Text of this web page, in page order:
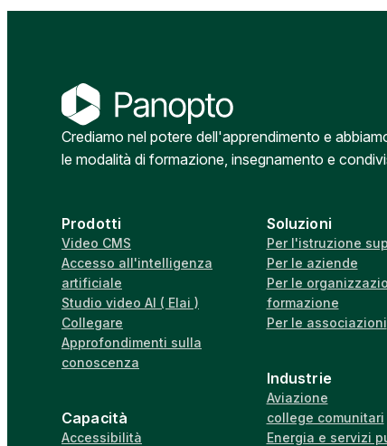
Crediamo nel potere dell'apprendimento e
le modalità di formazione, insegnamento e
Prodotti
Video CMS
Accesso all'intelligenza
artificiale
Studio video AI ( Elai )
Collegare
Approfondimenti sulla
conoscenza
Capacità
Accessibilità
Soluzioni
Per l'istruzione
Per le aziende
Per le
formazione
Per le associazioni
Industrie
Aviazione
college comunitari
Energia e servizi